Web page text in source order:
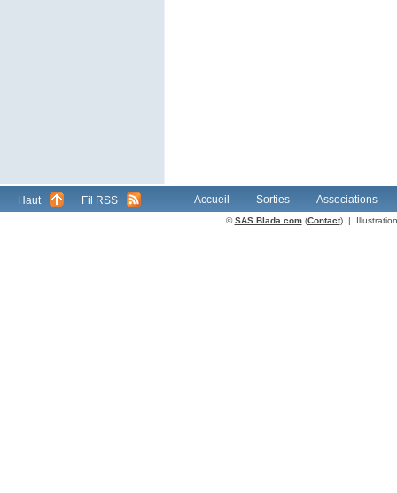
Haut Fil RSS Accueil Sorties Associations
©SAS Blada.com(Contact) |